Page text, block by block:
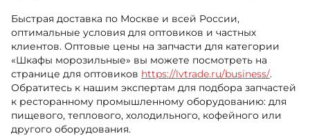
Быстрая доставка по Москве и всей России,
оптимальные условия для оптовиков и частных
клиентов. Оптовые цены на запчасти для категории
«Шкафы морозильные» вы можете посмотреть на
странице для оптовиков https://lvtrade.ru/business/.
Обратитесь к нашим экспертам для подбора запчастей
к ресторанному промышленному оборудованию: для
пищевого, теплового, холодильного, кофейного или
другого оборудования.